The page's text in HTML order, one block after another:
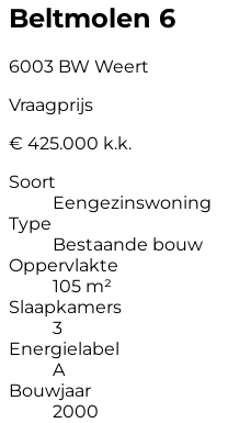
Beltmolen 6
6003 BW Weert
Vraagprijs
€ 425.000 k.k.
Soort
Eengezinswoning
Type
Bestaande bouw
Oppervlakte
105 m²
Slaapkamers
3
Energielabel
A
Bouwjaar
2000